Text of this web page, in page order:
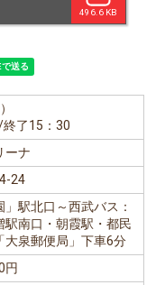
496.6 KB
了15：30
ーナ
24
駅北口～西武バス：
南口・朝霞駅・都民
泉郵便局」下車6分
円